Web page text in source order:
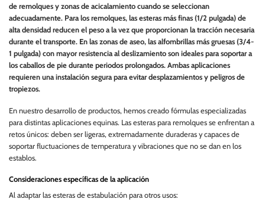
de remolques y zonas de acicalamiento cuando se seleccionan
adecuadamente. Para los remolques, las esteras más finas (1/2 pulgada) de
alta densidad reducen el peso a la vez que proporcionan la tracción necesaria
durante el transporte. En las zonas de aseo, las alfombrillas más gruesas (3/4-
1 pulgada) con mayor resistencia al deslizamiento son ideales para soportar a
los caballos de pie durante periodos prolongados. Ambas aplicaciones
requieren una instalación segura para evitar desplazamientos y peligros de
tropiezos.
En nuestro desarrollo de productos, hemos creado fórmulas especializadas
para distintas aplicaciones equinas. Las esteras para remolques se enfrentan a
retos únicos: deben ser ligeras, extremadamente duraderas y capaces de
soportar fluctuaciones de temperatura y vibraciones que no se dan en los
establos.
Consideraciones específicas de la aplicación
Al adaptar las esteras de estabulación para otros usos: